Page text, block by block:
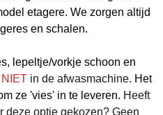
etagere. We zorgen altijd
en schalen.
lepeltje/vorkje schoon en
NIET in de afwasmachine. Het
ze 'vies' in te leveren. Heeft
deze optie gekozen? Geen